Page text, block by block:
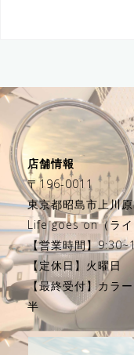
店舗情報
〒196-0011
東京都昭島市上川
Life goes on（ライ
【営業時間】
【定休日】火曜日
【最終受付】カラ
半